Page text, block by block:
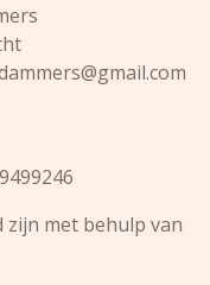
met behulp van